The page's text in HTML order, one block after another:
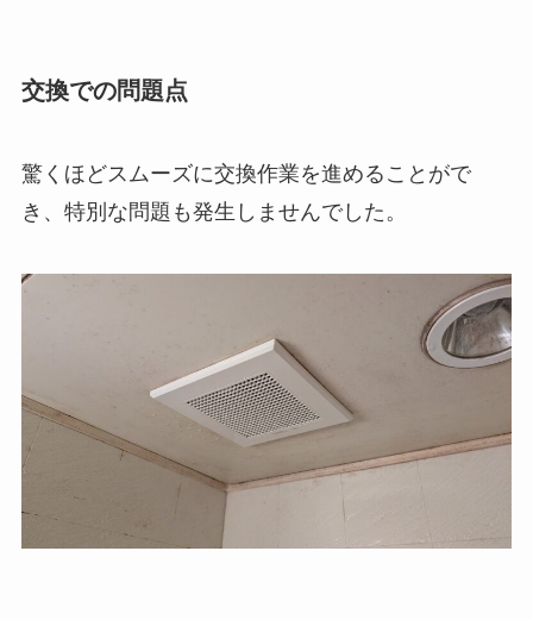
交換での問題点
驚くほどスムーズに交換作業を進めることがで
き、特別な問題も発生しませんでした。